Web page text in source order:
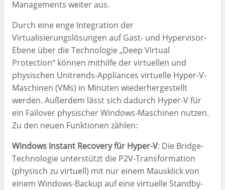
Managements weiter aus.
Durch eine enge Integration der
Virtualisierungslösungen auf Gast- und Hypervisor-
Ebene über die Technologie „Deep Virtual
Protection“ können mithilfe der virtuellen und
physischen Unitrends-Appliances virtuelle Hyper-V-
Maschinen (VMs) in Minuten wiederhergestellt
werden. Außerdem lässt sich dadurch Hyper-V für
ein Failover physischer Windows-Maschinen nutzen.
Zu den neuen Funktionen zählen:
Windows Instant Recovery für Hyper-V: Die Bridge-
Technologie unterstützt die P2V-Transformation
(physisch zu virtuell) mit nur einem Mausklick von
einem Windows-Backup auf eine virtuelle Standby-